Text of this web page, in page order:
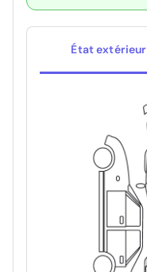
État extérieur